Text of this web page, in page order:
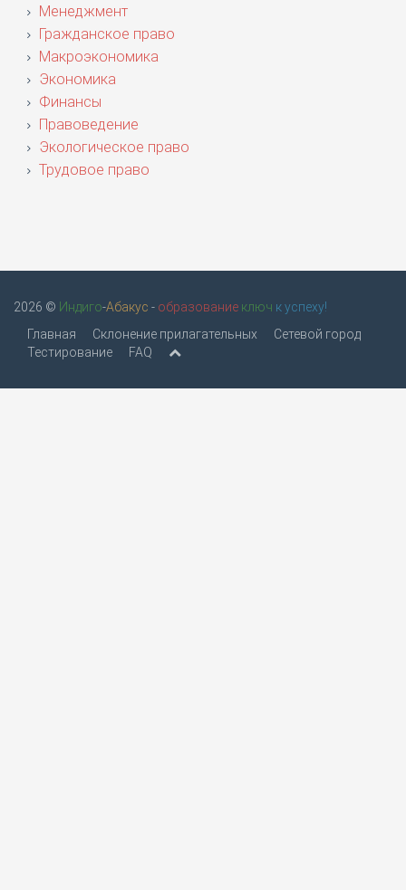
Менеджмент
Гражданское право
Макроэкономика
Экономика
Финансы
Правоведение
Экологическое право
Трудовое право
2026 © Индиго-Абакус - образование ключ к успеху!
Главная
Склонение прилагательных
Сетевой город
Тестирование
FAQ